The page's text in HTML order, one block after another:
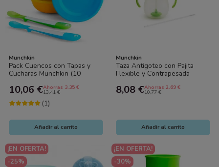
Munchkin
Pack Cuencos con Tapas y
Cucharas Munchkin (10
Bebé |...
10,06 €Ahorras 3.35 €
13,41 €
(1)
Añadir al carrito
Munchkin
Taza Antigoteo con Pajita
Flexible y Contrapesada
Pajita | Sin...
8,08 €Ahorras 2.69 €
10,77 €
Añadir al carrito
¡EN OFERTA!
-25%
¡EN OFERTA!
-30%